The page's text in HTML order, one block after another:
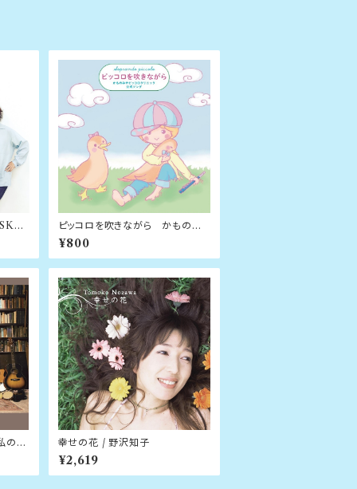
/
ピッコロを吹きながら かものみ
やピッコロクリニック公式ソング /
野沢知子 ＆ 臼田道成
¥800
の場 幸せの花 / 野沢知子
¥2,619